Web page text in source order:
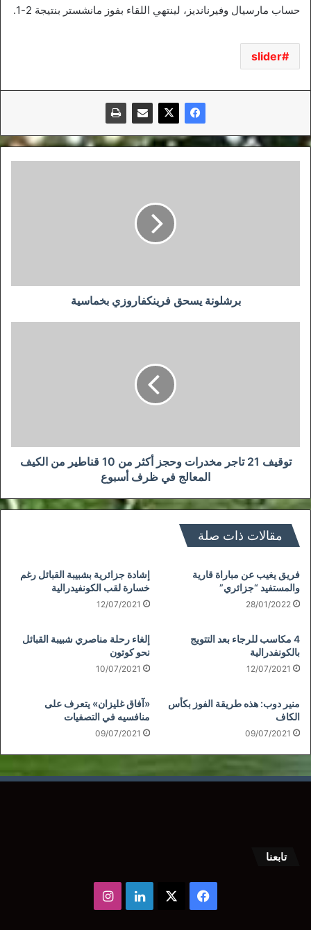
حساب مارسيال وفيرنانديز، لينتهي اللقاء بفوز مانشستر بنتيجة 2-1.
slider
برشلونة يسحق فرينكفاروزي بخماسية
قناطير
من
في
أسبوع
توقيف 21 تاجر مخدرات وحجز أكثر من 10 قناطير من الكيف
المعالج في ظرف أسبوع
مقالات ذات صلة
فريق يغيب عن مباراة قارية
والمستفيد “جزائري”
28/01/2022
إشادة جزائرية بشبيبة القبائل رغم
خسارة لقب الكونفيدرالية
12/07/2021
4 مكاسب للرجاء بعد التتويج
بالكونفدرالية
12/07/2021
إلغاء رحلة مناصري شبيبة القبائل
نحو كوتون
10/07/2021
منير دوب: هذه طريقة الفوز بكأس
الكاف
09/07/2021
«آفاق غليزان» يتعرف على
منافسيه في التصفيات
09/07/2021
تابعنا
فيسبوك لينكدإنانستقرام